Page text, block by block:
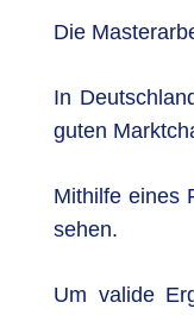
Die
In
guten
Mithilfe eines
sehen.
Um valide